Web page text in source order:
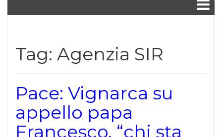
Tag: Agenzia SIR
Pace: Vignarca su
appello papa
Francesco, “chi sta